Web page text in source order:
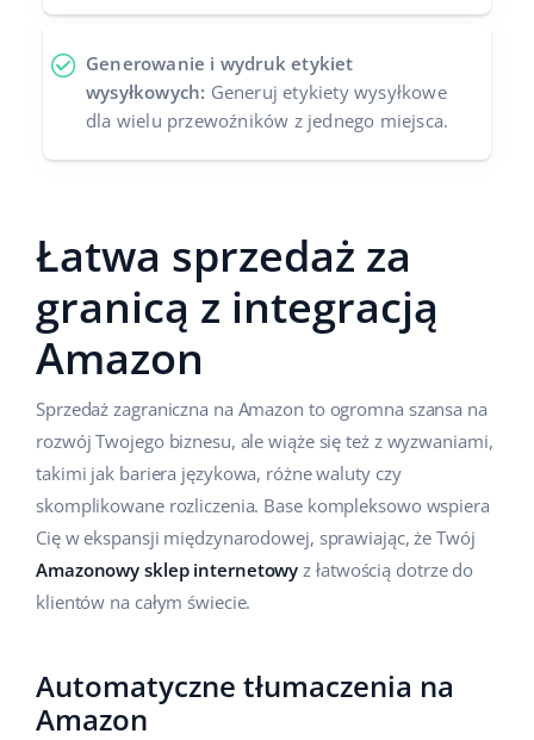
Generowanie i wydruk etykiet
wysyłkowych: Generuj etykiety wysyłkowe
dla wielu przewoźników z jednego miejsca.
Łatwa sprzedaż za
granicą z integracją
Amazon
Sprzedaż zagraniczna na Amazon to ogromna szansa na
rozwój Twojego biznesu, ale wiąże się też z wyzwaniami,
takimi jak bariera językowa, różne waluty czy
skomplikowane rozliczenia. Base kompleksowo wspiera
Cię w ekspansji międzynarodowej, sprawiając, że Twój
Amazonowy sklep internetowy z łatwością dotrze do
klientów na całym świecie.
Automatyczne tłumaczenia na
Amazon